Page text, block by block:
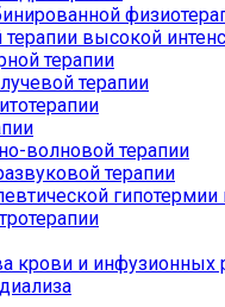
высокой
терапии
терапии
волновой терапии
терапии
гипотермии
крови и инфузионных